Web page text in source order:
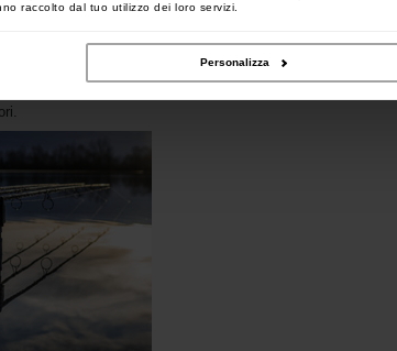
raccolto dal tuo utilizzo dei loro servizi.
Personalizza
delle canne. Guardando le prestazioni della Kaizen Green,
Platinum ma ad un prezzo più accessibile, abbiamo
possono andare di pari passo, rendendo una fantastica